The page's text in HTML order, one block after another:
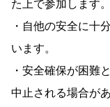
た上で参加します。
・自他の安全に十
います。
・安全確保が困難
中止される場合が